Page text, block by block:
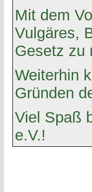
Mit dem
Vulgäres,
Gesetz zu
Weiterhin
Gründen
Viel Spaß
e.V.!